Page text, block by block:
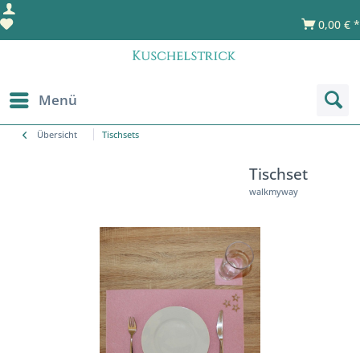
0,00 € *
Menü
Übersicht Tischsets
Tischset
walkmyway